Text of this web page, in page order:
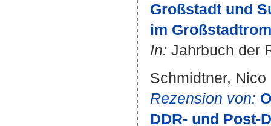
Großstadt und
im
In: Jahrbuch der
Schmidtner, Nico
Rezension von:
DDR- und Post-